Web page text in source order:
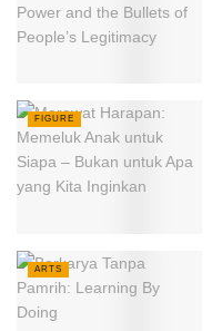
FIGURE
ARTS